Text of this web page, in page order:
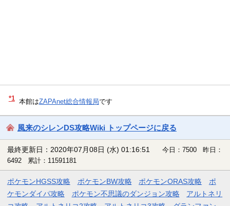
*1 本館はZAPAnet総合情報局です
風来のシレンDS攻略Wiki トップページに戻る
最終更新日：2020年07月08日 (水) 01:16:51
今日：7500 昨日：
6492 累計：11591181
ポケモンHGSS攻略 ポケモンBW攻略 ポケモンORAS攻略
ポ
ケモンダイパ攻略
ポケモン不思議のダンジョン攻略
アルトネリ